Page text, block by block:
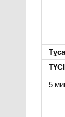
5